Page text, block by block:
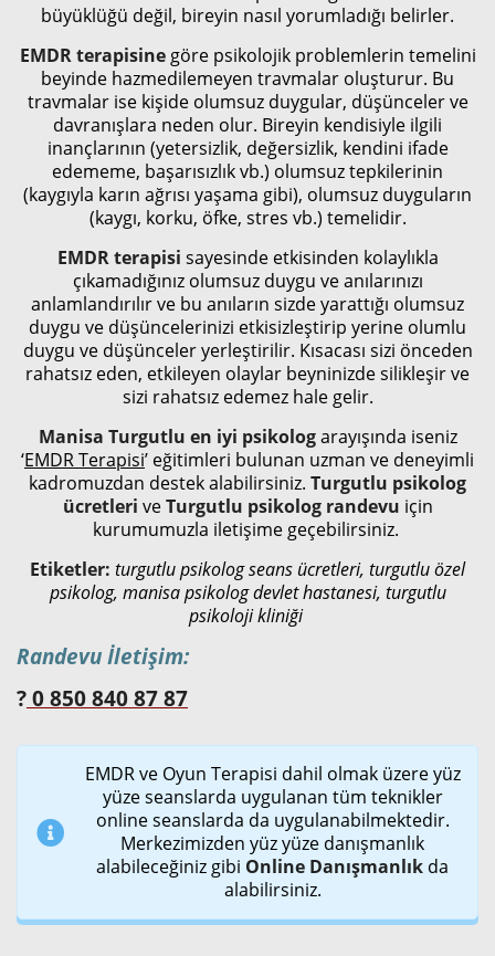
büyüklüğü değil, bireyin nasıl yorumladığı belirler.
EMDR terapisine göre psikolojik problemlerin temelini
beyinde hazmedilemeyen travmalar oluşturur. Bu
travmalar ise kişide olumsuz duygular, düşünceler ve
davranışlara neden olur. Bireyin kendisiyle ilgili
inançlarının (yetersizlik, değersizlik, kendini ifade
edememe, başarısızlık vb.) olumsuz tepkilerinin
(kaygıyla karın ağrısı yaşama gibi), olumsuz duyguların
(kaygı, korku, öfke, stres vb.) temelidir.
EMDR terapisi sayesinde etkisinden kolaylıkla
çıkamadığınız olumsuz duygu ve anılarınızı
anlamlandırılır ve bu anıların sizde yarattığı olumsuz
duygu ve düşüncelerinizi etkisizleştirip yerine olumlu
duygu ve düşünceler yerleştirilir. Kısacası sizi önceden
rahatsız eden, etkileyen olaylar beyninizde silikleşir ve
sizi rahatsız edemez hale gelir.
Manisa Turgutlu en iyi psikologarayışında iseniz
‘EMDR Terapisi’ eğitimleri bulunan uzman ve deneyimli
kadromuzdan destek alabilirsiniz. Turgutlu psikolog
ücretleri veTurgutlu psikolog randevu için
kurumumuzla iletişime geçebilirsiniz.
Etiketler: turgutlu psikolog seans ücretleri, turgutlu özel
psikolog, manisa psikolog devlet hastanesi, turgutlu
psikoloji kliniği
Randevu İletişim:
? 0 850 840 87 87
EMDR ve Oyun Terapisi dahil olmak üzere yüz
yüze seanslarda uygulanan tüm teknikler
online seanslarda da uygulanabilmektedir.
Merkezimizden yüz yüze danışmanlık
alabileceğiniz gibi Online Danışmanlık da
alabilirsiniz.